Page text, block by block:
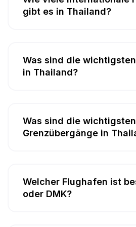
gibt es in Thailand?
Was sind die
in Thailand?
Was sind die wichtigsten
Grenzübergänge in
Welcher Flughafen ist
oder DMK?